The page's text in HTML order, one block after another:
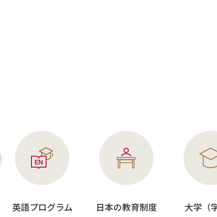
英語プログラム 日本の教育制度
大学（